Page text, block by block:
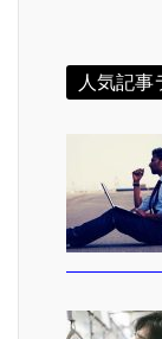
人気記事